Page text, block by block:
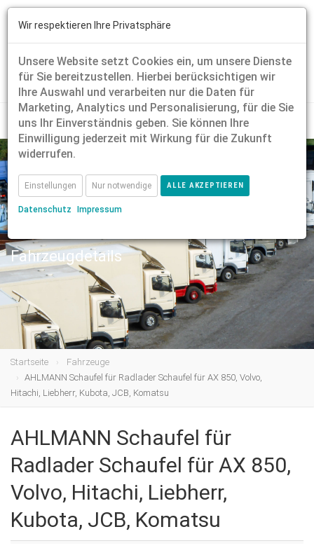
Fahrzeugdetails
Startseite
Fahrzeuge
AHLMANN Schaufel für Radlader Schaufel für AX 850, Volvo,
Hitachi, Liebherr, Kubota, JCB, Komatsu
AHLMANN Schaufel für
Radlader Schaufel für AX 850,
Volvo, Hitachi, Liebherr,
Kubota, JCB, Komatsu
Wir respektieren Ihre Privatsphäre
Unsere Website setzt Cookies ein, um unsere Dienste
für Sie bereitzustellen. Hierbei berücksichtigen wir
Ihre Auswahl und verarbeiten nur die Daten für
Marketing, Analytics und Personalisierung, für die Sie
uns Ihr Einverständnis geben. Sie können Ihre
Einwilligung jederzeit mit Wirkung für die Zukunft
widerrufen.
Einstellungen Nur notwendige ALLE AKZEPTIEREN
Datenschutz Impressum